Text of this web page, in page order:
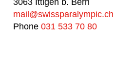
mail@swissparalympic.ch
Phone 031 533 70 80